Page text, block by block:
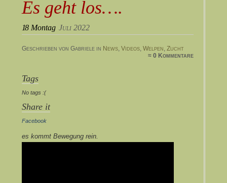
Es geht los….
18 Montag Juli 2022
Geschrieben von Gabriele in News, Videos, Welpen, Zucht
≈ 0 Kommentare
Tags
No tags :(
Share it
Facebook
es kommt Bewegung rein.